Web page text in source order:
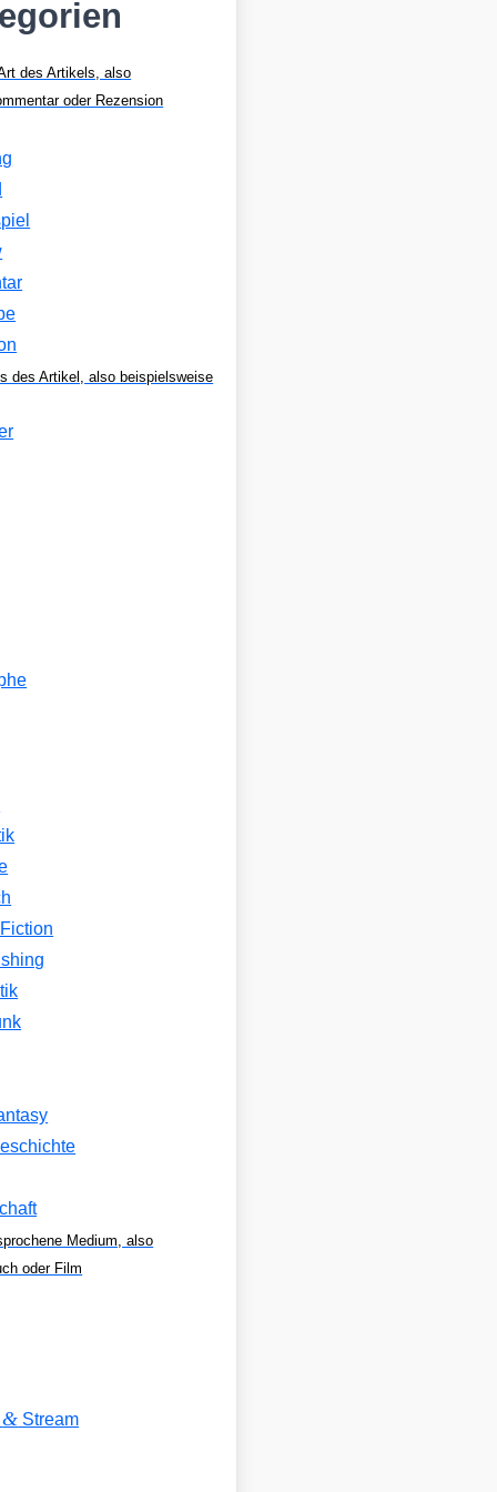
des Artikels, also
oder Rezension
des Artikel, also beispielsweise
Medium, also
oder Film
& Stream